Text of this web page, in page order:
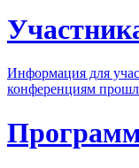
Информация для
конференциям